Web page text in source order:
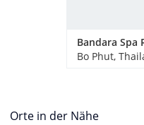
Bo Phut,
Orte in der Nähe